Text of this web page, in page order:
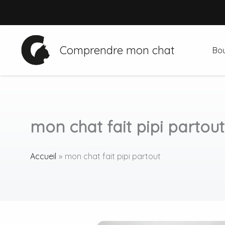
Comprendre mon chat
mon chat fait pipi partout
Accueil mon chat fait pipi partout